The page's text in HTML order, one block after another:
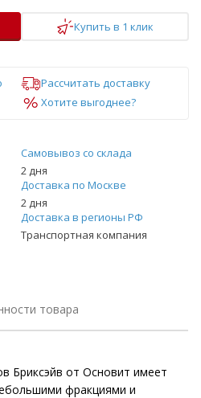
Купить в 1 клик
Рассчитать доставку
Хотите выгоднее?
Самовывоз со склада
2 дня
Доставка по Москве
2 дня
Доставка в регионы РФ
Транспортная компания
товара
Бриксэйв от Основит имеет
фракциями и